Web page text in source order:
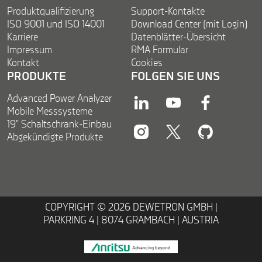
Produktqualifizierung
ISO 9001 und ISO 14001
Karriere
Impressum
Kontakt
Support-Kontakte
Download Center (mit Login)
Datenblätter-Übersicht
RMA Formular
Cookies
PRODUKTE
Advanced Power Analyzer
Mobile Messsysteme
19” Schaltschrank-Einbau
Abgekündigte Produkte
FOLGEN SIE UNS
linkedinyoutubefacebook
instagramtwitter twitter
COPYRIGHT © 2026 DEWETRON GMBH |
PARKRING 4 | 8074 GRAMBACH | AUSTRIA